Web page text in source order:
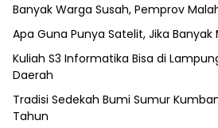
Banyak Warga Susah, Pemprov
Apa Guna Punya Satelit, Jika Banyak
Kuliah S3 Informatika Bisa di
Daerah
Tradisi Sedekah Bumi Sumur
Tahun